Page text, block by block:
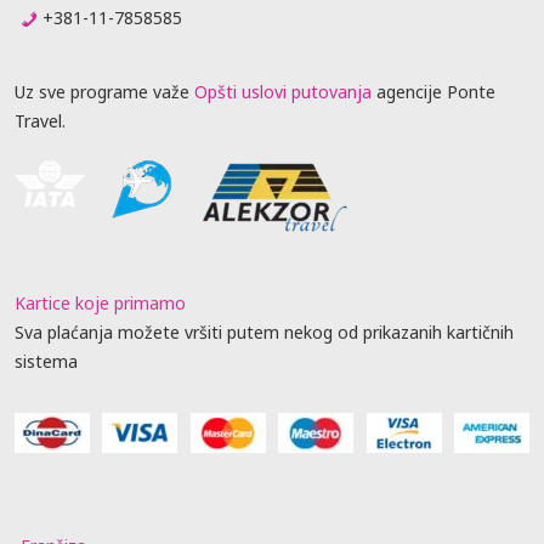
+381-11-7858585
Uz sve programe važe Opšti uslovi putovanja agencije Ponte
Travel.
Kartice koje primamo
Sva plaćanja možete vršiti putem nekog od prikazanih kartičnih
sistema